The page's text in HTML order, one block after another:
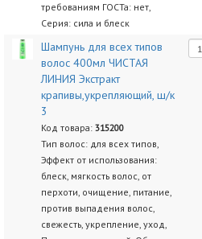
требованиям ГОСТа: нет,
Серия: сила и блеск
Шампунь для всех типов
волос 400мл ЧИСТАЯ
ЛИНИЯ Экстракт
крапивы,укрепляющий, ш/к
3
Код товара: 315200
Тип волос: для всех типов,
Эффект от использования:
блеск, мягкость волос, от
перхоти, очищение, питание,
против выпадения волос,
свежесть, укрепление, уход,